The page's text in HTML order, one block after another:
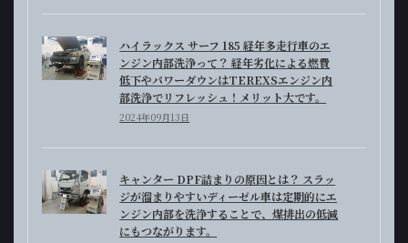
ハイラックス サーフ 185 経年多走行車のエ
ンジン内部洗浄って？ 経年劣化による燃費
低下やパワーダウンはTEREXSエンジン内
部洗浄でリフレッシュ！メリット大です。
2024年09月13日
キャンター DPF詰まりの原因とは？ スラッ
ジが溜まりやすいディーゼル車は定期的にエ
ンジン内部を洗浄することで、煤排出の低減
にもつながります。